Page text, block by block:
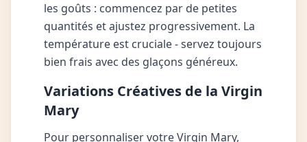
les goûts : commencez par de petites
quantités et ajustez progressivement. La
température est cruciale - servez toujours
bien frais avec des glaçons généreux.
Variations Créatives de la Virgin
Mary
Pour personnaliser votre Virgin Mary,